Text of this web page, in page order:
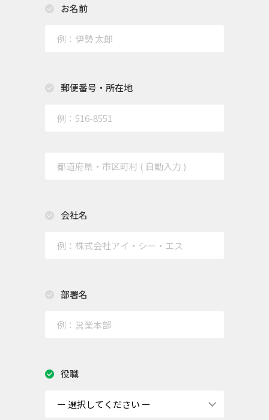
お名前
郵便番号・所在地
会社名
部署名
役職